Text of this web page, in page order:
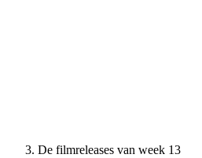
De filmreleases van week 13